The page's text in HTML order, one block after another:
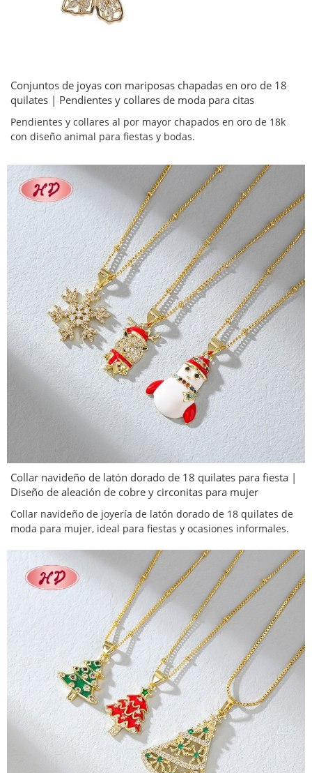
Conjuntos de joyas con mariposas chapadas en oro de 18
quilates | Pendientes y collares de moda para citas
Pendientes y collares al por mayor chapados en oro de 18k
con diseño animal para fiestas y bodas.
Collar navideño de latón dorado de 18 quilates para fiesta |
Diseño de aleación de cobre y circonitas para mujer
Collar navideño de joyería de latón dorado de 18 quilates de
moda para mujer, ideal para fiestas y ocasiones informales.